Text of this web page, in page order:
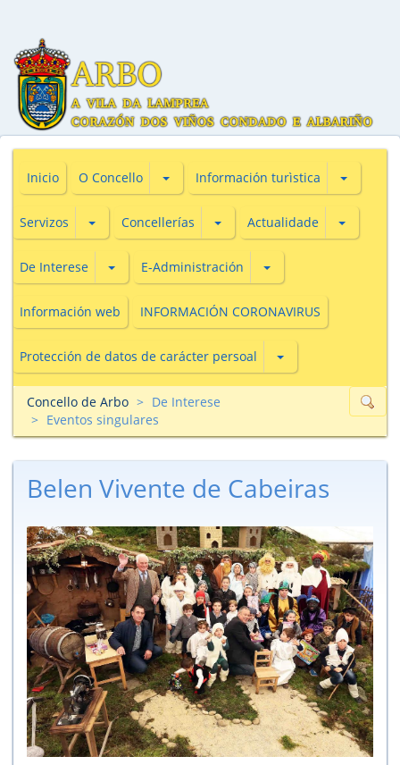
Inicio O Concello Subsecciones de O Concello
Información turìstica
Servizos Subsecciones de Servizos
Concellerías Subsecciones de Concellerías
Actualidade
De Interese Subsecciones de De Interese
E-Administración Subsecciones de E-
Información web INFORMACIÓN CORONAVIRUS
Protección de datos de carácter persoal Subsecciones de
Concello de Arbo
De Interese
Eventos singulares
Belen Vivente de Cabeiras